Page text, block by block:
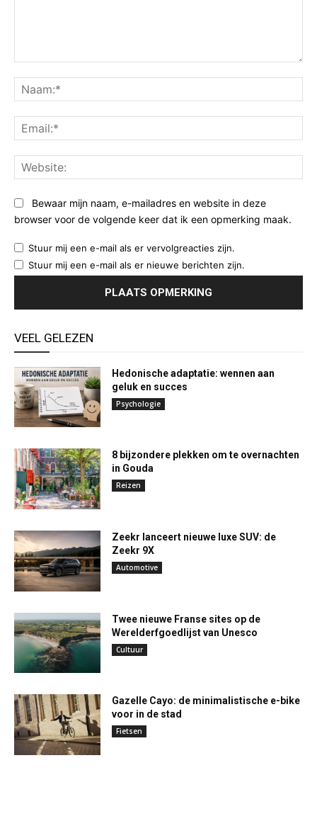
Bewaar mijn naam, e-mailadres en website in deze
browser voor de volgende keer dat ik een opmerking maak.
Stuur mij een e-mail als er vervolgreacties zijn.
Stuur mij een e-mail als er nieuwe berichten zijn.
VEEL GELEZEN
Hedonische adaptatie: wennen aan
geluk en succes
Psychologie
8 bijzondere plekken om te overnachten
in Gouda
Reizen
Zeekr lanceert nieuwe luxe SUV: de
Zeekr 9X
Automotive
Twee nieuwe Franse sites op de
Werelderfgoedlijst van Unesco
Cultuur
Gazelle Cayo: de minimalistische e-bike
voor in de stad
Fietsen